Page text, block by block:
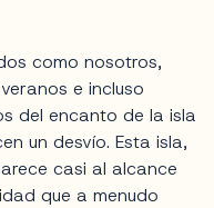
como nosotros,
e incluso
del encanto de la isla
un desvío. Esta isla,
casi al alcance
que a menudo